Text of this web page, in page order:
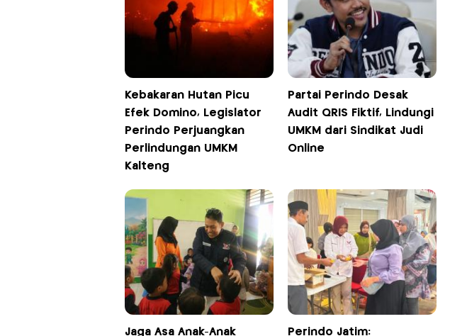
Kebakaran Hutan Picu
Efek Domino, Legislator
Perindo Perjuangkan
Perlindungan UMKM
Kalteng
Partai Perindo Desak
Audit QRIS Fiktif, Lindungi
UMKM dari Sindikat Judi
Online
Jaga Asa Anak-Anak
Perindo Jatim: